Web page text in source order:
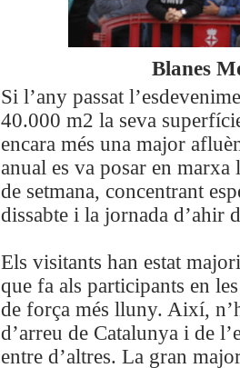
Blanes
Si l’any passat
40.000 m2 la seva
encara més una major
anual es va posar en
de setmana, concentrant
dissabte i la jornada d’ahir
Els visitants han estat
que fa als participants en
de força més lluny. Així,
d’arreu de Catalunya i de
entre d’altres. La gran